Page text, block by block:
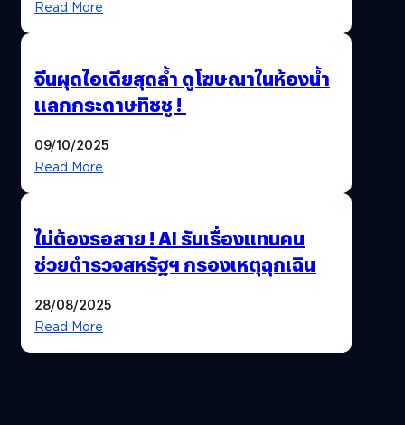
Read More
จีนผุดไอเดียสุดล้ำ ดูโฆษณาในห้องน้ำ
แลกกระดาษทิชชู !
09/10/2025
Read More
ไม่ต้องรอสาย ! AI รับเรื่องแทนคน
ช่วยตำรวจสหรัฐฯ กรองเหตุฉุกเฉิน
28/08/2025
Read More